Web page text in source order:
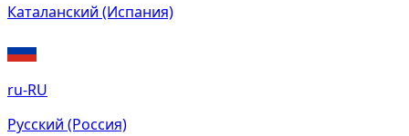
Каталанский (Испания)
ru-RU
Русский (Россия)